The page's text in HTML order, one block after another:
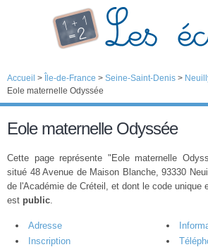
Accueil > Île-de-France > Seine-Saint-Denis >
Eole maternelle Odyssée
Eole maternelle Odyssée
Cette page représente "Eole maternelle
situé 48 Avenue de Maison Blanche, 93330
de l'Académie de Créteil, et dont le code unique
est public.
Adresse
Inscription